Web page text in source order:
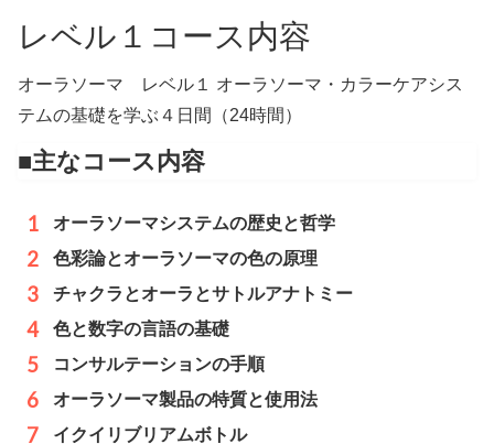
レベル１コース内容
オーラソーマ レベル１ オーラソーマ・カラーケアシス
テムの基礎を学ぶ４日間（24時間）
■主なコース内容
オーラソーマシステムの歴史と哲学
色彩論とオーラソーマの色の原理
チャクラとオーラとサトルアナトミー
色と数字の言語の基礎
コンサルテーションの手順
オーラソーマ製品の特質と使用法
イクイリブリアムボトル